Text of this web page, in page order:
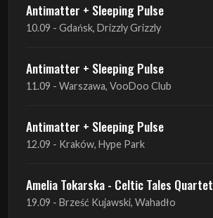
Antimatter + Sleeping Pulse
10.09 - Gdańsk, Drizzly Grizzly
Antimatter + Sleeping Pulse
11.09 - Warszawa, VooDoo Club
Antimatter + Sleeping Pulse
12.09 - Kraków, Hype Park
Amelia Tokarska - Celtic Tales Quartet
19.09 - Brześć Kujawski, Wahadło